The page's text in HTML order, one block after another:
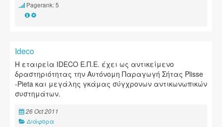
Pagerank: 5
Ideco
Η εταιρεία IDECO Ε.Π.Ε. έχει ως αντικείμενο
δραστηριότητας την Αυτόνομη Παραγωγή Σήτας Plisse
-Pieta και μεγάλης γκάμας σύγχρονων αντικωνωπικών
συστημάτων.
26 Oct 2011
Διάφορα